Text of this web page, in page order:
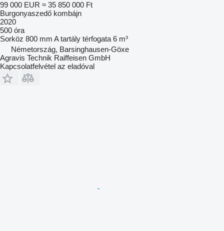
99 000 EUR ≈ 35 850 000 Ft
Burgonyaszedő kombájn
2020
500 óra
Sorköz 800 mm A tartály térfogata 6 m³
Németország, Barsinghausen-Göxe
Agravis Technik Raiffeisen GmbH
Kapcsolatfelvétel az eladóval